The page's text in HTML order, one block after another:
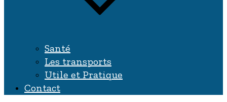
Santé
Les transports
Utile et Pratique
Contact